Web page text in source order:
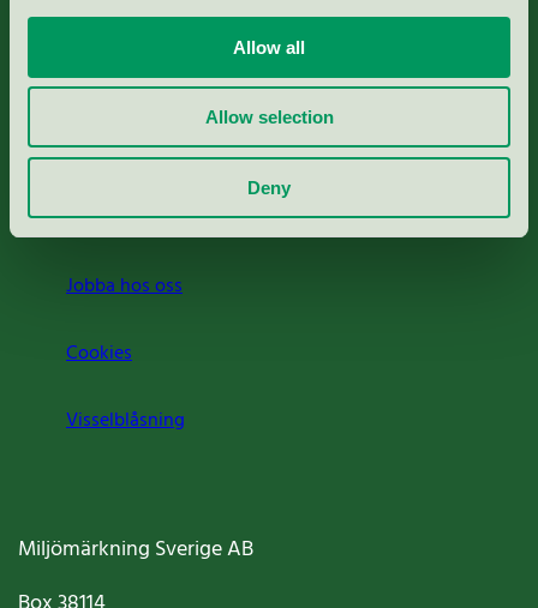
Allow all
Allow selection
Deny
Svanens husproduktportal-HPP
Rapporter & undersökningar
Press
Om oss
Jobba hos oss
Cookies
Visselblåsning
Miljömärkning Sverige AB